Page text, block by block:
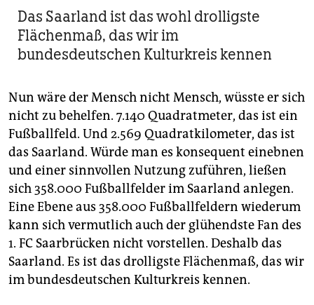
Das Saarland ist das wohl drolligste
Flächenmaß, das wir im
bundesdeutschen Kulturkreis kennen
Nun wäre der Mensch nicht Mensch, wüsste er sich
nicht zu behelfen. 7.140 Quadratmeter, das ist ein
Fußballfeld. Und 2.569 Quadratkilometer, das ist
das Saarland. Würde man es konsequent einebnen
und einer sinnvollen Nutzung zuführen, ließen
sich 358.000 Fußballfelder im Saarland anlegen.
Eine Ebene aus 358.000 Fußballfeldern wiederum
kann sich vermutlich auch der glühendste Fan des
1. FC Saarbrücken nicht vorstellen. Deshalb das
Saarland. Es ist das drolligste Flächenmaß, das wir
im bundesdeutschen Kulturkreis kennen.